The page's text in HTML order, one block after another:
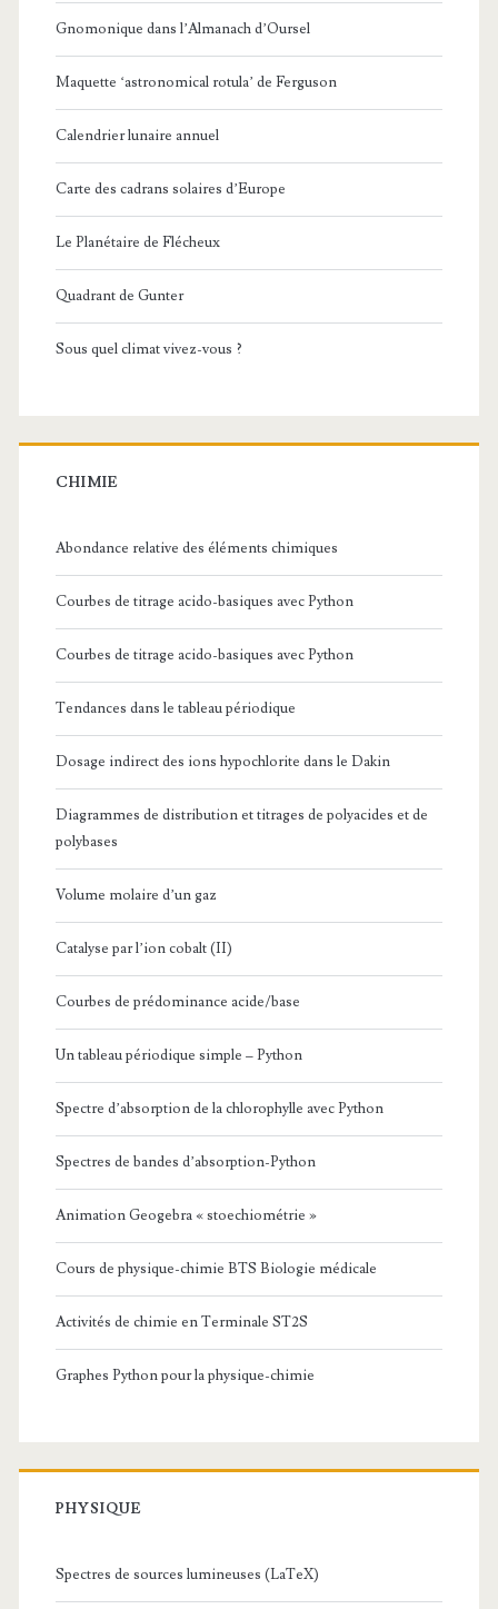
Gnomonique dans l’Almanach d’Oursel
Maquette ‘astronomical rotula’ de Ferguson
Calendrier lunaire annuel
Carte des cadrans solaires d’Europe
Le Planétaire de Flécheux
Quadrant de Gunter
Sous quel climat vivez-vous ?
CHIMIE
Abondance relative des éléments chimiques
Courbes de titrage acido-basiques avec Python
Courbes de titrage acido-basiques avec Python
Tendances dans le tableau périodique
Dosage indirect des ions hypochlorite dans le Dakin
Diagrammes de distribution et titrages de polyacides et de
polybases
Volume molaire d’un gaz
Catalyse par l’ion cobalt (II)
Courbes de prédominance acide/base
Un tableau périodique simple – Python
Spectre d’absorption de la chlorophylle avec Python
Spectres de bandes d’absorption-Python
Animation Geogebra « stoechiométrie »
Cours de physique-chimie BTS Biologie médicale
Activités de chimie en Terminale ST2S
Graphes Python pour la physique-chimie
PHYSIQUE
Spectres de sources lumineuses (LaTeX)